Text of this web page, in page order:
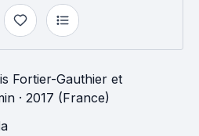
Fortier-Gauthier et
· 2017 (France)